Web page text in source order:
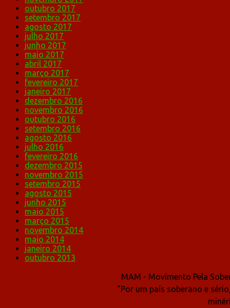
outubro 2017
setembro 2017
agosto 2017
julho 2017
junho 2017
maio 2017
abril 2017
março 2017
fevereiro 2017
janeiro 2017
dezembro 2016
novembro 2016
outubro 2016
setembro 2016
agosto 2016
julho 2016
fevereiro 2016
dezembro 2015
novembro 2015
setembro 2015
agosto 2015
junho 2015
maio 2015
março 2015
novembro 2014
maio 2014
janeiro 2014
outubro 2013
MAM - Movimento Pela
"Por um país soberano e